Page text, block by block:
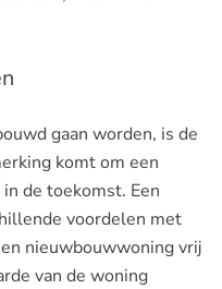
gaan worden, is de
komt om een
de toekomst. Een
voordelen met
nieuwbouwwoning vrij
van de woning